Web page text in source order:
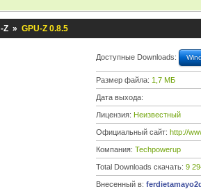
Z » GPU-Z 0.8.5
Доступные Downloads:
Размер файла: 1,7 МБ
Дата выхода:
Лицензия: Неизвестный
Официальный сайт: http://
Компания: Techpowerup
Total Downloads скачать: 9
Внесенный в: